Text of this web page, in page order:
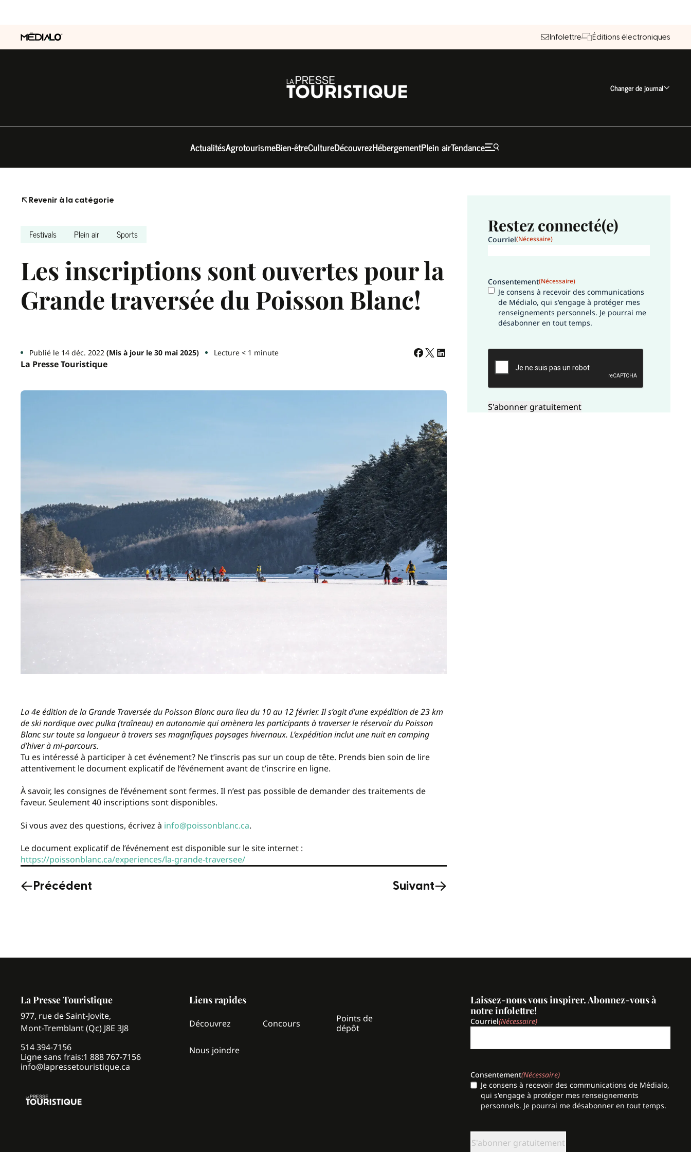
Infolettre Éditions électroniques
Changer de journal
ActualitésAgrotourismeBien-êtreCultureDécouvrezHébergementPlein airTendance
Revenir à la catégorie
Festivals Plein air Sports
Les inscriptions sont ouvertes pour la
Grande traversée du Poisson Blanc!
Publié le 14 déc. 2022 (Mis à jour le 30 mai 2025) Lecture < 1 minute
La Presse Touristique
La 4e édition de la Grande Traversée du Poisson Blanc aura lieu du 10 au 12 février. Il s’agit d’une expédition de 23 km
de ski nordique avec pulka (traîneau) en autonomie qui amènera les participants à traverser le réservoir du Poisson
Blanc sur toute sa longueur à travers ses magnifiques paysages hivernaux. L’expédition inclut une nuit en camping
d’hiver à mi-parcours.
Tu es intéressé à participer à cet événement? Ne t’inscris pas sur un coup de tête. Prends bien soin de lire
attentivement le document explicatif de l’événement avant de t’inscrire en ligne.
À savoir, les consignes de l’événement sont fermes. Il n’est pas possible de demander des traitements de
faveur. Seulement 40 inscriptions sont disponibles.
Si vous avez des questions, écrivez à info@poissonblanc.ca.
Le document explicatif de l’événement est disponible sur le site internet :
https://poissonblanc.ca/experiences/la-grande-traversee/
Précédent Suivant
Restez connecté(e)
Courriel(Nécessaire)
Consentement(Nécessaire)
Je consens à recevoir des communications
de Médialo, qui s'engage à protéger mes
renseignements personnels. Je pourrai me
désabonner en tout temps.
CAPTCHA
La Presse Touristique
977, rue de Saint-Jovite,
Mont-Tremblant (Qc) J8E 3J8
514 394-7156
Ligne sans frais:1 888 767-7156
info@lapressetouristique.ca
Liens rapides
Découvrez Concours
Points de
dépôt
Nous joindre
Laissez-nous vous inspirer. Abonnez-vous à
notre infolettre!
Courriel(Nécessaire)
Consentement(Nécessaire)
Je consens à recevoir des communications de Médialo,
qui s'engage à protéger mes renseignements
personnels. Je pourrai me désabonner en tout temps.